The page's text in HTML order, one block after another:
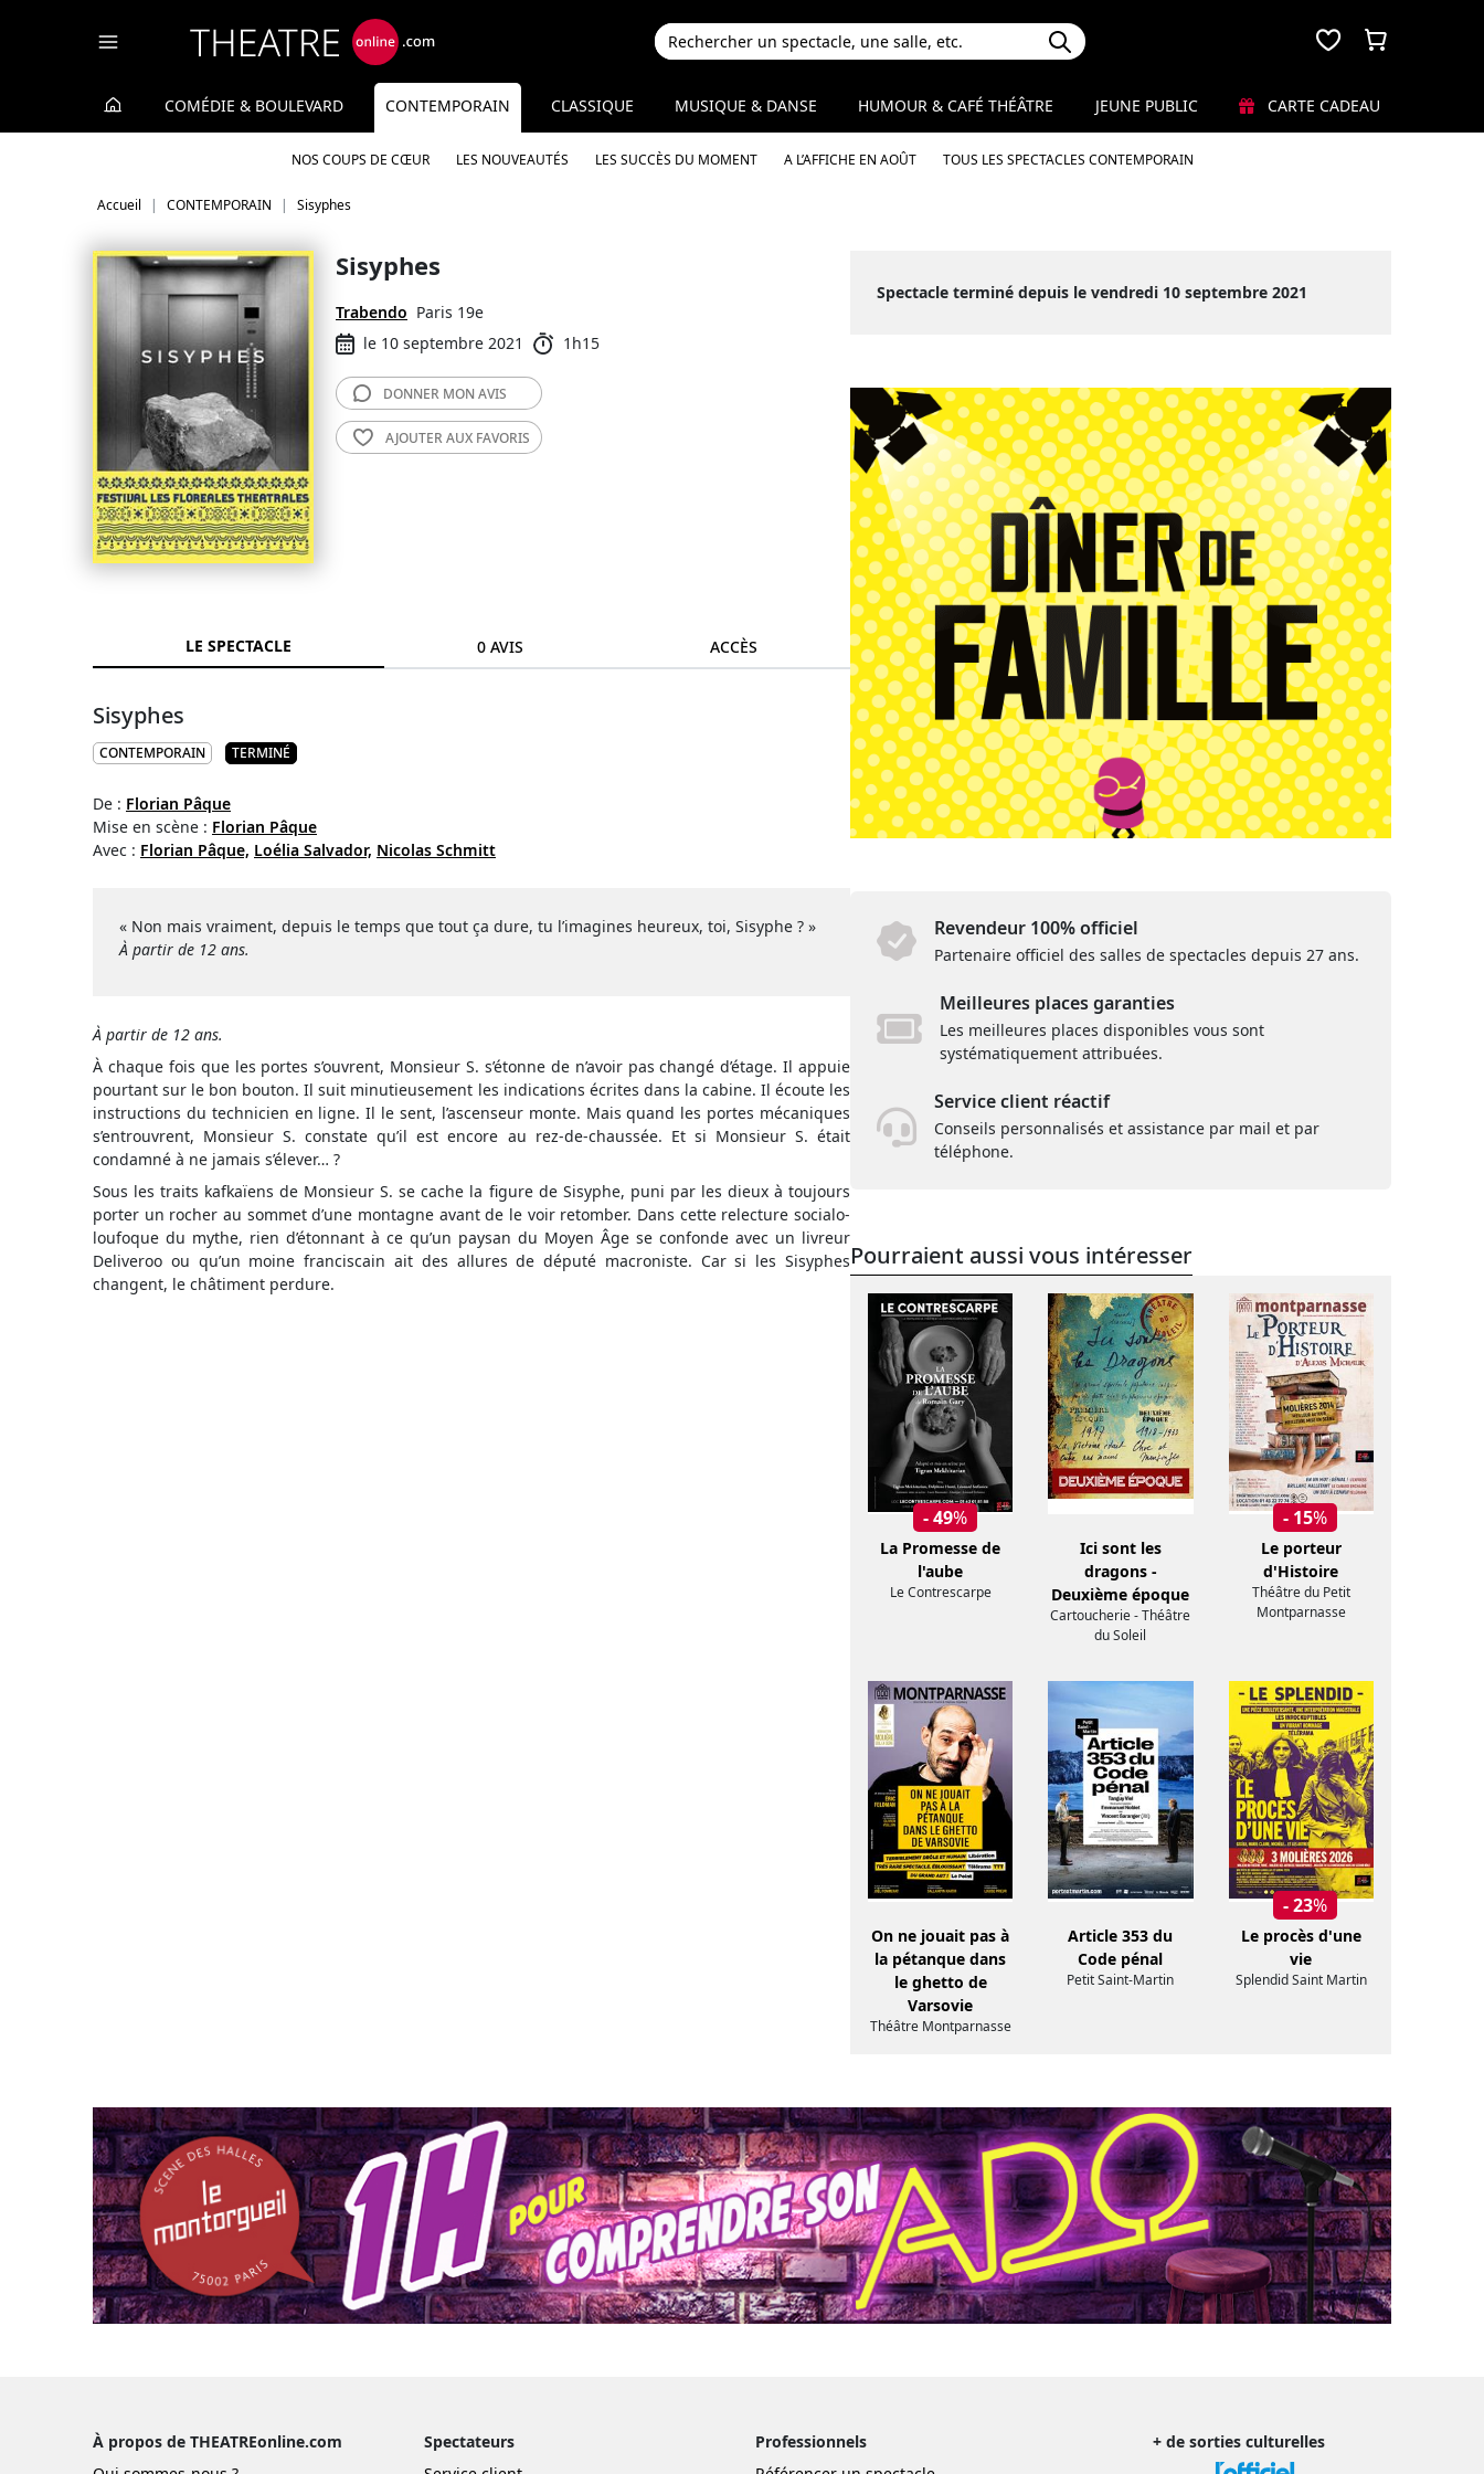
COMÉDIE & BOULEVARD CONTEMPORAIN
NOS COUPS DE CŒUR LES NOUVEAUTÉS LES SUCCÈS DU MOMENT A L’AFFICHE EN AOÛT TOUS LES SPECTACLES CONTEMPORAIN
CLASSIQUE MUSIQUE & DANSE HUMOUR & CAFÉ THÉÂTRE JEUNE PUBLIC CARTE CADEAU
Accueil CONTEMPORAIN Sisyphes
Sisyphes
Trabendo Paris 19e
le 10 septembre 2021
1h15
DONNER MON AVIS
AJOUTER AUX FAVORIS
LE SPECTACLE 0 AVIS ACCÈS
Sisyphes
CONTEMPORAIN TERMINÉ
De : Florian Pâque
Mise en scène : Florian Pâque
Avec : Florian Pâque, Loélia Salvador, Nicolas Schmitt
« Non mais vraiment, depuis le temps que tout ça dure, tu l’imagines heureux, toi, Sisyphe ? »
À partir de 12 ans.
À partir de 12 ans.
À chaque fois que les portes s’ouvrent, Monsieur S. s’étonne de n’avoir pas changé d’étage. Il appuie
pourtant sur le bon bouton. Il suit minutieusement les indications écrites dans la cabine. Il écoute les
instructions du technicien en ligne. Il le sent, l’ascenseur monte. Mais quand les portes mécaniques
s’entrouvrent, Monsieur S. constate qu’il est encore au rez-de-chaussée. Et si Monsieur S. était
condamné à ne jamais s’élever… ?
Sous les traits kafkaïens de Monsieur S. se cache la figure de Sisyphe, puni par les dieux à toujours
porter un rocher au sommet d’une montagne avant de le voir retomber. Dans cette relecture socialo-
loufoque du mythe, rien d’étonnant à ce qu’un paysan du Moyen Âge se confonde avec un livreur
Deliveroo ou qu’un moine franciscain ait des allures de député macroniste. Car si les Sisyphes
changent, le châtiment perdure.
Spectacle terminé depuis le vendredi 10 septembre 2021
Revendeur 100% officiel
Partenaire officiel des salles de spectacles depuis 27 ans.
Meilleures places garanties
Les meilleures places disponibles vous sont
systématiquement attribuées.
Service client réactif
Conseils personnalisés et assistance par mail et par
téléphone.
Pourraient aussi vous intéresser
- 49%
La Promesse de
l'aube
Le Contrescarpe
Ici sont les
dragons -
Deuxième époque
Cartoucherie - Théâtre
du Soleil
- 15%
Le porteur
d'Histoire
Théâtre du Petit
Montparnasse
On ne jouait pas à
la pétanque dans
le ghetto de
Varsovie
Théâtre Montparnasse
Article 353 du
Code pénal
Petit Saint-Martin
- 23%
Le procès d'une
vie
Splendid Saint Martin
À propos de THEATREonline.com
Spectateurs
Professionnels
+ de sorties culturelles